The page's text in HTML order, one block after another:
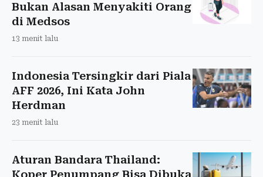
Bukan Alasan Menyakiti Orang
di Medsos
13 menit lalu
Indonesia Tersingkir dari Piala
AFF 2026, Ini Kata John
Herdman
23 menit lalu
Aturan Bandara Thailand: